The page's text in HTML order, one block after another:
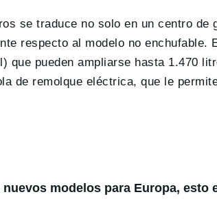
se traduce no solo en un centro de
respecto al modelo no enchufable.
que pueden ampliarse hasta 1.470
de remolque eléctrica, que le
modelos para Europa, esto